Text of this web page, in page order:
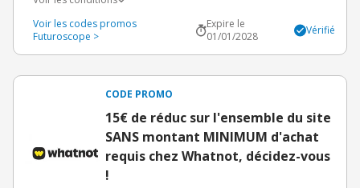
Voir les codes promos
Futuroscope >
Expire le
01/01/2028
Vérifié
CODE PROMO
15€ de réduc sur l'ensemble du site
SANS montant MINIMUM d'achat
requis chez Whatnot, décidez-vous
!